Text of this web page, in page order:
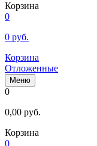
Корзина
0
0 руб.
Корзина
Отложенные
Меню
0
0,00 руб.
Корзина
0